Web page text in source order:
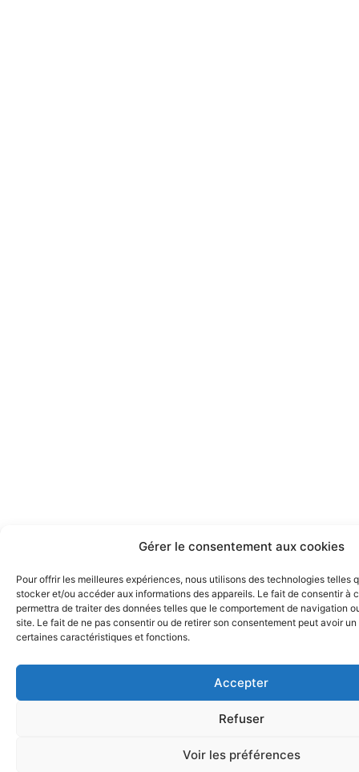
Gérer le consentement aux cookies
Pour offrir les meilleures expériences, nous utilisons des technologies telles
stocker et/ou accéder aux informations des appareils. Le fait de consentir à
permettra de traiter des données telles que le comportement de navigation
site. Le fait de ne pas consentir ou de retirer son consentement peut avoir
certaines caractéristiques et fonctions.
Accepter
Refuser
Voir les préférences